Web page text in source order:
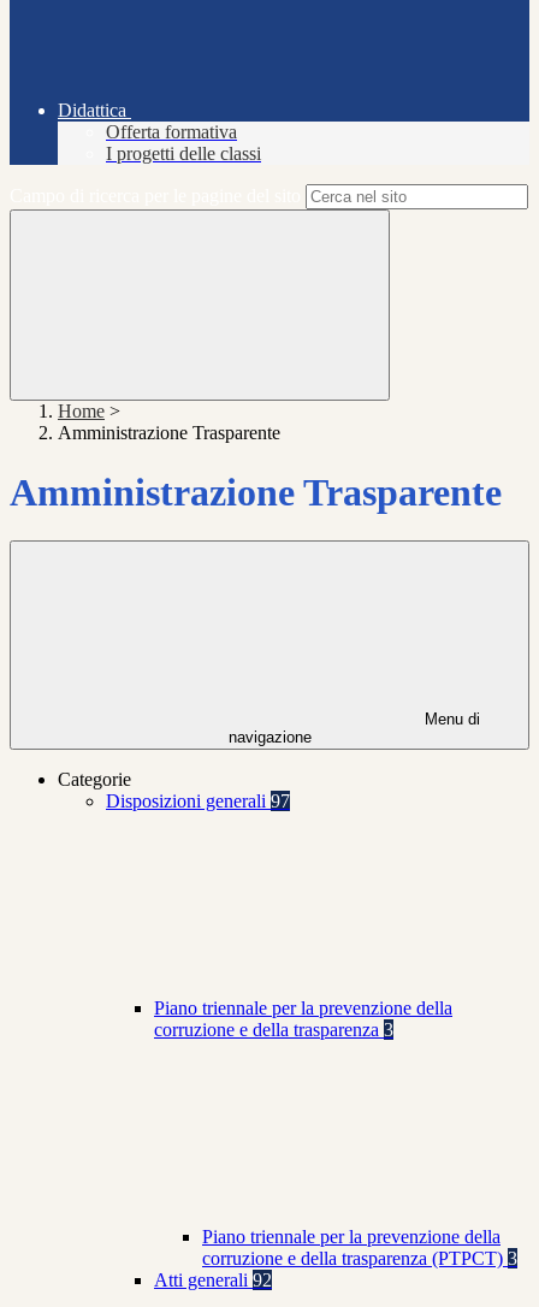
Didattica
Offerta formativa
I progetti delle classi
Home >
Amministrazione Trasparente
Amministrazione Trasparente
Menu di
navigazione
Categorie
Disposizioni generali 97
Piano triennale per la prevenzione della
corruzione e della trasparenza 3
Piano triennale per la prevenzione della
corruzione e della trasparenza (PTPCT) 3
Atti generali 92